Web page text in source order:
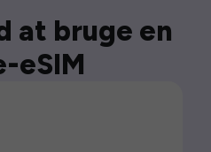
at bruge en
eSIM